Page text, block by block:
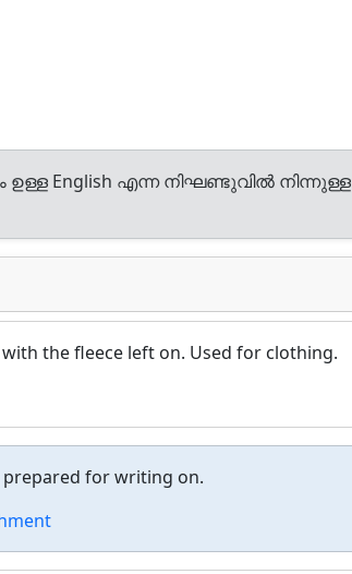
English എന്ന നിഘണ്ടുവിൽ നിന്നുള്ള
the fleece left on. Used for clothing.
for writing on.